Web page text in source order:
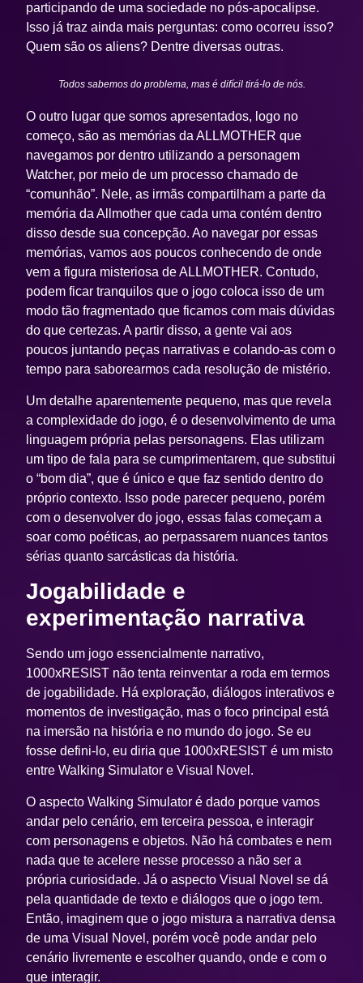
participando de uma sociedade no pós-apocalipse.
Isso já traz ainda mais perguntas: como ocorreu isso?
Quem são os aliens? Dentre diversas outras.
Todos sabemos do problema, mas é difícil tirá-lo de nós.
O outro lugar que somos apresentados, logo no
começo, são as memórias da ALLMOTHER que
navegamos por dentro utilizando a personagem
Watcher, por meio de um processo chamado de
“comunhão”. Nele, as irmãs compartilham a parte da
memória da Allmother que cada uma contém dentro
disso desde sua concepção. Ao navegar por essas
memórias, vamos aos poucos conhecendo de onde
vem a figura misteriosa de ALLMOTHER. Contudo,
podem ficar tranquilos que o jogo coloca isso de um
modo tão fragmentado que ficamos com mais dúvidas
do que certezas. A partir disso, a gente vai aos
poucos juntando peças narrativas e colando-as com o
tempo para saborearmos cada resolução de mistério.
Um detalhe aparentemente pequeno, mas que revela
a complexidade do jogo, é o desenvolvimento de uma
linguagem própria pelas personagens. Elas utilizam
um tipo de fala para se cumprimentarem, que substitui
o “bom dia”, que é único e que faz sentido dentro do
próprio contexto. Isso pode parecer pequeno, porém
com o desenvolver do jogo, essas falas começam a
soar como poéticas, ao perpassarem nuances tantos
sérias quanto sarcásticas da história.
Jogabilidade e
experimentação narrativa
Sendo um jogo essencialmente narrativo,
1000xRESIST não tenta reinventar a roda em termos
de jogabilidade. Há exploração, diálogos interativos e
momentos de investigação, mas o foco principal está
na imersão na história e no mundo do jogo. Se eu
fosse defini-lo, eu diria que 1000xRESIST é um misto
entre Walking Simulator e Visual Novel.
O aspecto Walking Simulator é dado porque vamos
andar pelo cenário, em terceira pessoa, e interagir
com personagens e objetos. Não há combates e nem
nada que te acelere nesse processo a não ser a
própria curiosidade. Já o aspecto Visual Novel se dá
pela quantidade de texto e diálogos que o jogo tem.
Então, imaginem que o jogo mistura a narrativa densa
de uma Visual Novel, porém você pode andar pelo
cenário livremente e escolher quando, onde e com o
que interagir.